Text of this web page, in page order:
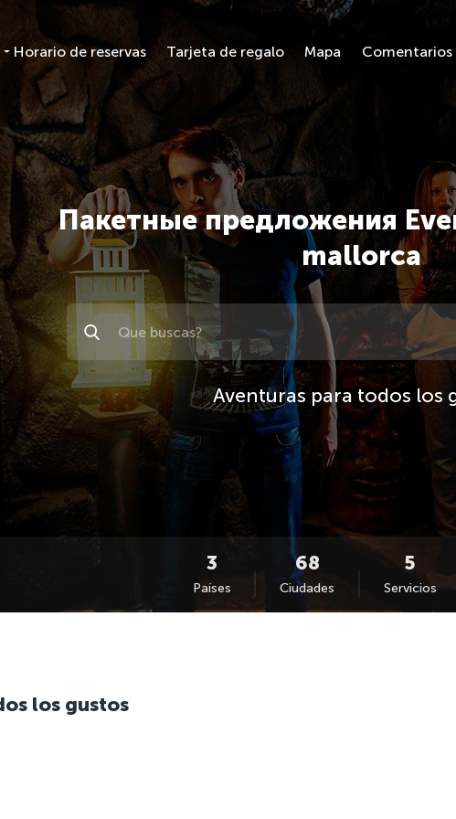
Horario de reservas Tarjeta de regalo Mapa Comentarios
Пакетные предложения
mallorca
Поиск
Aventuras para todos los
Países Ciudades Servicios
los gustos